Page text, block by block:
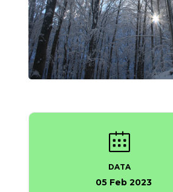
DATA
05 Feb 2023